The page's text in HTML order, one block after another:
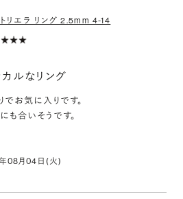
リエラ リング 2.5mm 4-14
ルなリング
お気に入りです。
も合いそうです。
08月04日(火)